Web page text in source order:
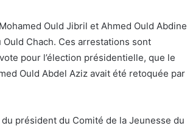
Ould Jibril et Ahmed Ould Abdine
Chach. Ces arrestations sont
pour l’élection présidentielle, que le
Ould Abdel Aziz avait été retoquée par
président du Comité de la Jeunesse du